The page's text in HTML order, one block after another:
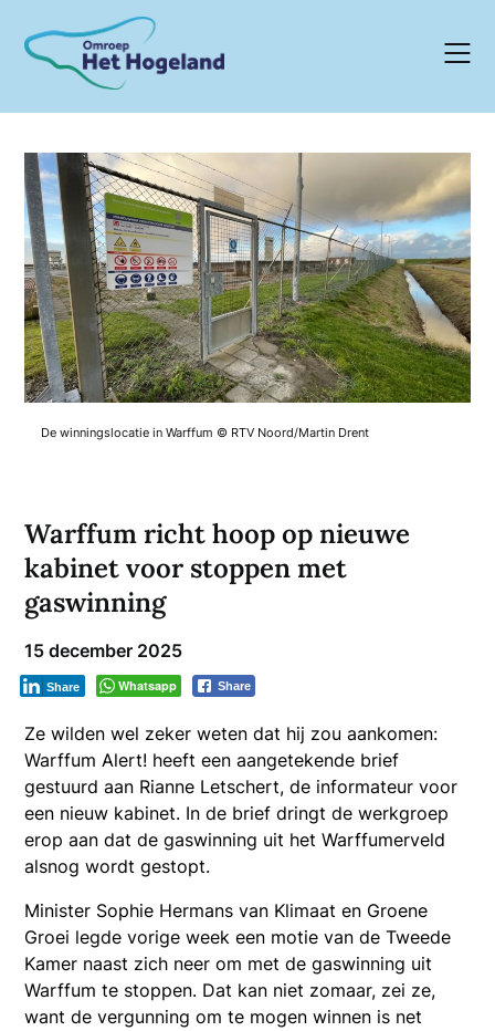
content
De winningslocatie in Warffum © RTV Noord/Martin Drent
Warffum richt hoop op nieuwe
kabinet voor stoppen met
gaswinning
15 december 2025
Whatsapp Share
Share
Ze wilden wel zeker weten dat hij zou aankomen:
Warffum Alert! heeft een aangetekende brief
gestuurd aan Rianne Letschert, de informateur voor
een nieuw kabinet. In de brief dringt de werkgroep
erop aan dat de gaswinning uit het Warffumerveld
alsnog wordt gestopt.
Minister Sophie Hermans van Klimaat en Groene
Groei legde vorige week een motie van de Tweede
Kamer naast zich neer om met de gaswinning uit
Warffum te stoppen. Dat kan niet zomaar, zei ze,
want de vergunning om te mogen winnen is net